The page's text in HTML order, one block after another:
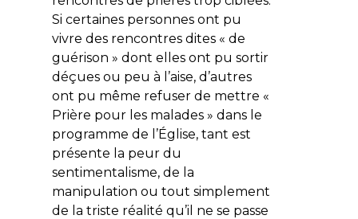
Si certaines personnes ont pu
vivre des rencontres dites « de
guérison » dont elles ont pu sortir
déçues ou peu à l’aise, d’autres
ont pu même refuser de mettre «
Prière pour les malades » dans le
programme de l’Église, tant est
présente la peur du
sentimentalisme, de la
manipulation ou tout simplement
de la triste réalité qu’il ne se passe